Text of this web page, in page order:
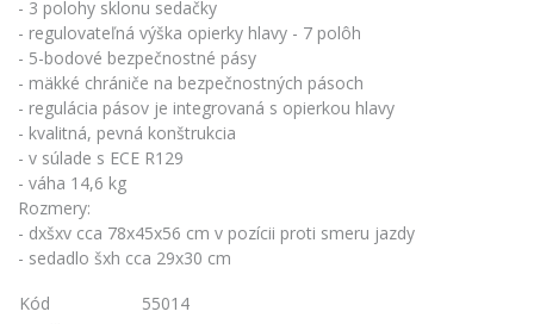
- 3 polohy sklonu sedačky
- regulovateľná výška opierky hlavy - 7 polôh
- 5-bodové bezpečnostné pásy
- mäkké chrániče na bezpečnostných pásoch
- regulácia pásov je integrovaná s opierkou hlavy
- kvalitná, pevná konštrukcia
- v súlade s ECE R129
- váha 14,6 kg
Rozmery:
- dxšxv cca 78x45x56 cm v pozícii proti smeru jazdy
- sedadlo šxh cca 29x30 cm
Kód
55014